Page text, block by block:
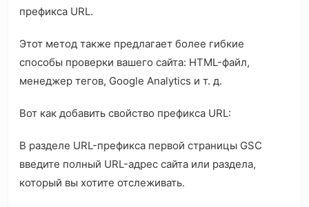
префикса URL.
Этот метод также предлагает более гибкие
способы проверки вашего сайта: HTML-файл,
менеджер тегов, Google Analytics и т. д.
Вот как добавить свойство префикса URL:
В разделе URL-префикса первой страницы GSC
введите полный URL-адрес сайта или раздела,
который вы хотите отслеживать.